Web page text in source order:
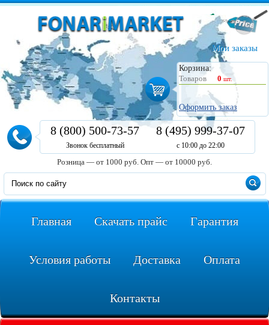
Мои заказы
Корзина:
Товаров
0 шт.
Оформить заказ
8 (800) 500-73-57
Звонок бесплатный
8 (495) 999-37-07
с 10:00 до 22:00
Розница — от 1000 руб. Опт — от 10000 руб.
Главная Скачать прайс Гарантия
Условия работы Доставка Оплата
Контакты